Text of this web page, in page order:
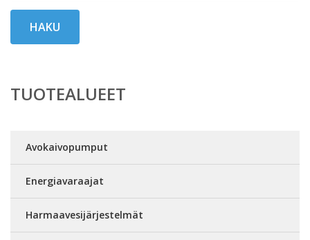
HAKU
TUOTEALUEET
Avokaivopumput
Energiavaraajat
Harmaavesijärjestelmät